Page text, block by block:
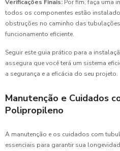
Verificações Finais: Por fim, faça uma
todos os componentes estão
obstruções no caminho das
funcionamento eficiente.
Seguir este guia prático para a
assegura que você terá um sistema
a segurança e a eficácia do seu projeto.
Manutenção e Cuidados
Polipropileno
A manutenção e os cuidados com
essenciais para garantir sua